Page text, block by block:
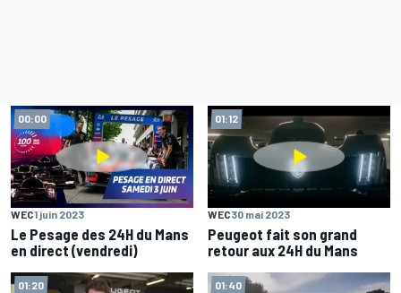
00:00
WEC1 juin 2023
Le Pesage des 24H du Mans
en direct (vendredi)
01:12
WEC30 mai 2023
Peugeot fait son grand
retour aux 24H du Mans
01:20 01:40